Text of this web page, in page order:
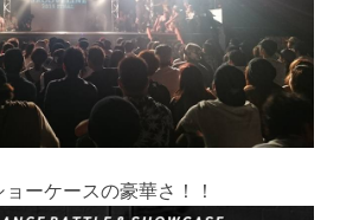
ーケースの豪華さ！！